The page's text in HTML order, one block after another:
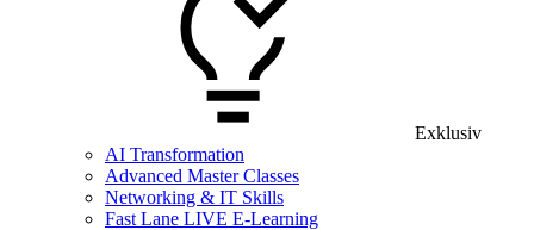
Exklusiv
AI Transformation
Advanced Master Classes
Networking & IT Skills
Fast Lane LIVE E-Learning